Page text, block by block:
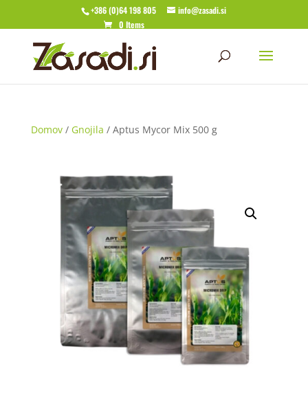
+386 (0)64 198 805
info@zasadi.si
0 Items
Domov/ Gnojila / Aptus Mycor Mix 500 g